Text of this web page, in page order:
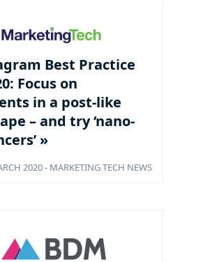
Best Practice
Focus on
in a post-like
– and try ‘nano-
»
2020 - MARKETING TECH NEWS